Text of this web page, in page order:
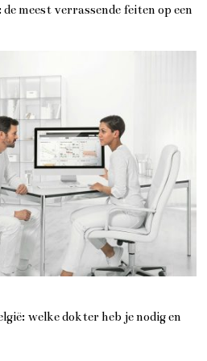
meest verrassende feiten op een
welke dokter heb je nodig en